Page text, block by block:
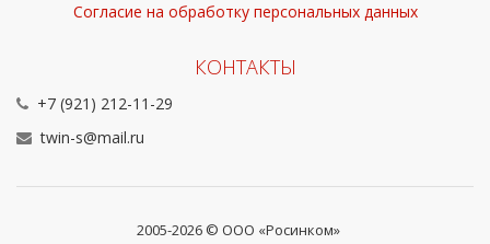
Согласие на обработку персональных данных
КОНТАКТЫ
+7 (921) 212-11-29
twin-s@mail.ru
2005-2026 © ООО «Росинком»